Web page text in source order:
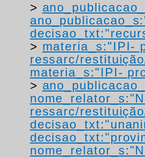
>
> materia_s:"IPI-
ressarc/
materia_s:"IPI-
>
ressarc/